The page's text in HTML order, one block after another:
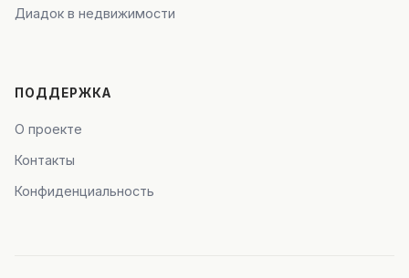
Диадок в недвижимости
ПОДДЕРЖКА
О проекте
Контакты
Конфиденциальность